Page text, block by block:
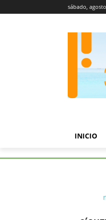
sábado,
INICIO